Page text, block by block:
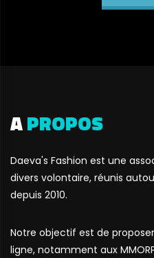
APROPOS
Daeva's Fashion est une
divers volontaire, réunis
depuis 2010.
Notre objectif est de
ligne, notamment aux